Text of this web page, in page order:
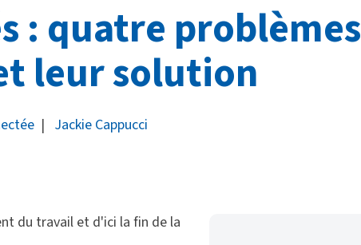
: quatre problèmes
leur solution
| Jackie Cappucci
du travail et d'ici la fin de la